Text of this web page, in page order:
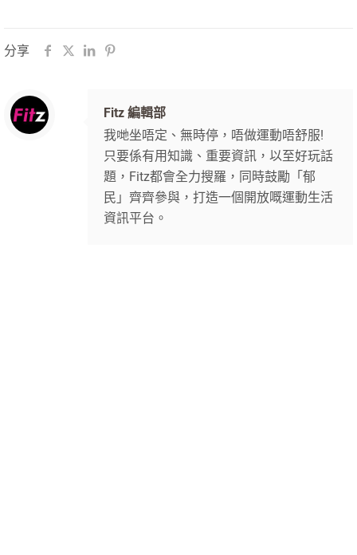
分享
Fitz 編輯部
我哋坐唔定、無時停，唔做運動唔舒服!
只要係有用知識、重要資訊，以至好玩話
題，Fitz都會全力搜羅，同時鼓勵「郁
民」齊齊參與，打造一個開放嘅運動生活
資訊平台。